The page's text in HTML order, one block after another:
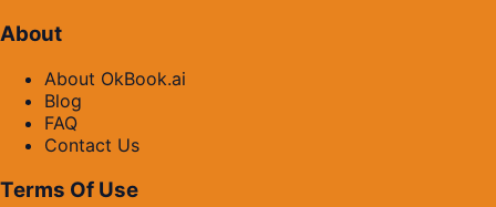
About
About OkBook.ai
Blog
FAQ
Contact Us
Terms Of Use